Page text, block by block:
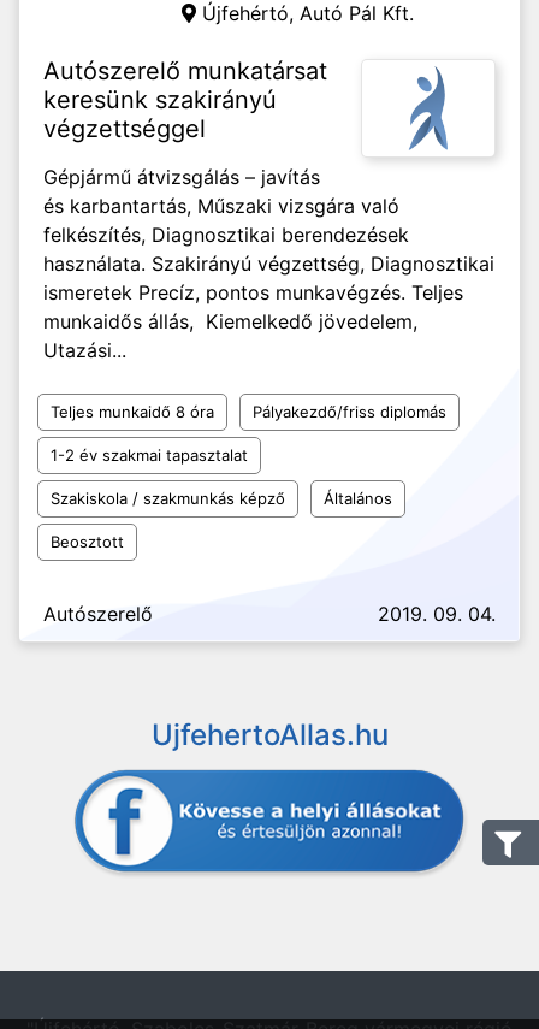
Újfehértó, Autó Pál Kft.
Autószerelő munkatársat
keresünk szakirányú
végzettséggel
Gépjármű átvizsgálás – javítás
és karbantartás, Műszaki vizsgára való
felkészítés, Diagnosztikai berendezések
használata. Szakirányú végzettség, Diagnosztikai
ismeretek Precíz, pontos munkavégzés. Teljes
munkaidős állás, Kiemelkedő jövedelem,
Utazási...
Teljes munkaidő 8 óra Pályakezdő/friss diplomás
1-2 év szakmai tapasztalat
Szakiskola / szakmunkás képző Általános
Beosztott
Autószerelő 2019. 09. 04.
UjfehertoAllas.hu